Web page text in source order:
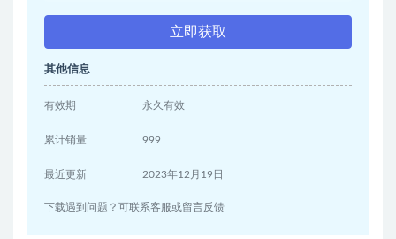
立即获取
其他信息
有效期 永久有效
累计销量 999
最近更新 2023年12月19日
下载遇到问题？可联系客服或留言反馈